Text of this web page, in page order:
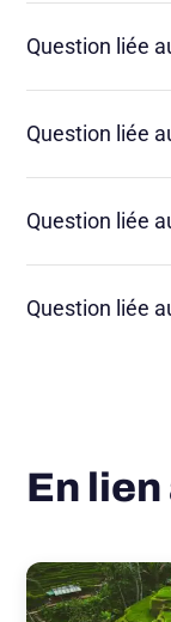
Question liée
Question liée
Question liée
Question liée
En